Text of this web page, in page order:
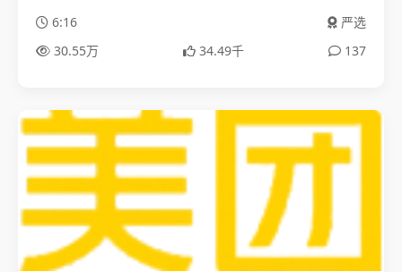
6:16
严选
30.55万
34.49千 137